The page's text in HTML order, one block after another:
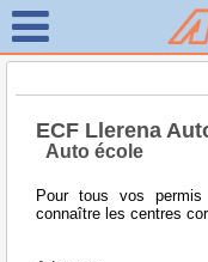
ECF Llerena
Auto école
Pour tous vos permis
connaître les centres